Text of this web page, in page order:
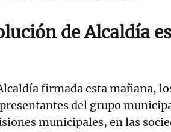
de Alcaldía
firmada esta mañana,
del grupo
municipales, en las